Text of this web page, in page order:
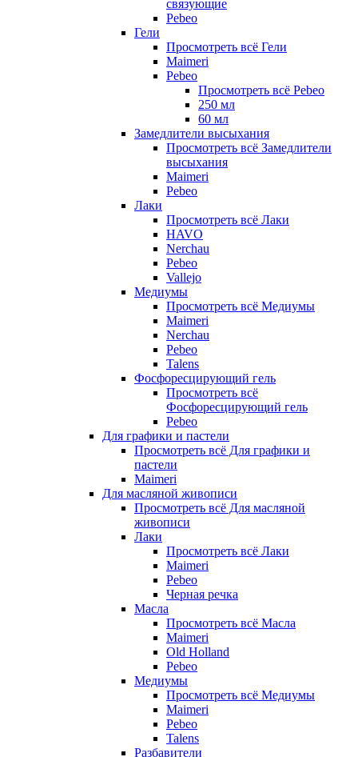
связующие
Pebeo
Гели
Просмотреть всё Гели
Maimeri
Pebeo
Просмотреть всё Pebeo
250 мл
60 мл
Замедлители высыхания
Просмотреть всё Замедлители
высыхания
Maimeri
Pebeo
Лаки
Просмотреть всё Лаки
HAVO
Nerchau
Pebeo
Vallejo
Медиумы
Просмотреть всё Медиумы
Maimeri
Nerchau
Pebeo
Talens
Фосфоресцирующий гель
Просмотреть всё
Фосфоресцирующий гель
Pebeo
Для графики и пастели
Просмотреть всё Для графики и
пастели
Maimeri
Для масляной живописи
Просмотреть всё Для масляной
живописи
Лаки
Просмотреть всё Лаки
Maimeri
Pebeo
Черная речка
Масла
Просмотреть всё Масла
Maimeri
Old Holland
Pebeo
Медиумы
Просмотреть всё Медиумы
Maimeri
Pebeo
Talens
Разбавители